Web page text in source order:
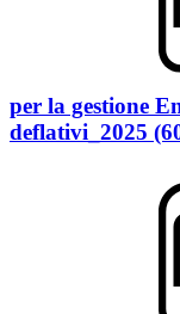
per la gestione
deflativi_2025